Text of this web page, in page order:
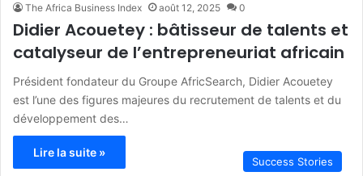
The Africa Business Index août 12, 2025 0
Didier Acouetey : bâtisseur de talents et
catalyseur de l’entrepreneuriat africain
Président fondateur du Groupe AfricSearch, Didier Acouetey
est l’une des figures majeures du recrutement de talents et du
développement des…
Lire la suite »
Success Stories